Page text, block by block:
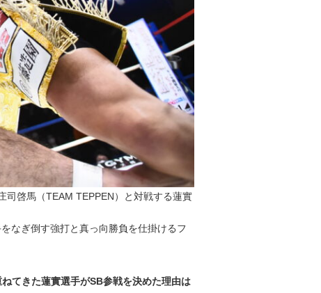
啓馬（TEAM TEPPEN）と対戦する蓮實
なぎ倒す強打と真っ向勝負を仕掛けるフ
てきた蓮實選手がSB参戦を決めた理由は